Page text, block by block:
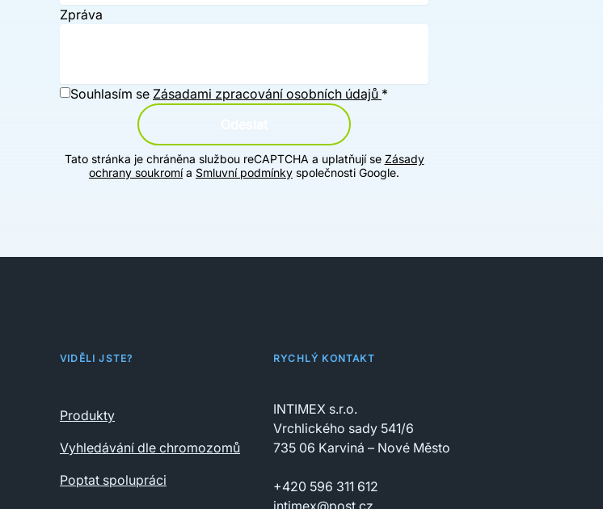
Zpráva
Souhlasím se Zásadami zpracování osobních údajů *
Tato stránka je chráněna službou reCAPTCHA a uplatňují se Zásady
ochrany soukromía Smluvní podmínky společnosti Google.
VIDĚLI JSTE?
Produkty
Vyhledávání dle chromozomů
Poptat spolupráci
RYCHLÝ KONTAKT
INTIMEX s.r.o.
Vrchlického sady 541/6
735 06 Karviná – Nové Město
+420 596 311 612
intimex@post.cz